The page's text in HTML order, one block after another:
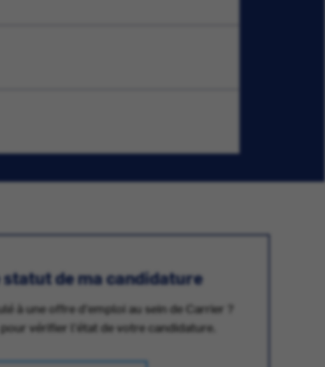
de ma candidature
à une offre d'emploi au sein de Carrier ?
vérifier l'état de votre candidature.